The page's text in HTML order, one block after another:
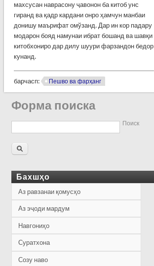
махсусан наврасону ҷавонон ба китоб унс
гиранд ва қадр кардани онро ҳамчун манбаи
донишу маърифат омўзанд. Дар ин кор падару
модарон бояд намунаи ибрат бошанд ва шавқи
китобхониро дар дилу шуури фарзандон бедор
кунанд.
барчасп: Пешво ва фарҳанг
Форма поиска
Поиск
Бахшҳо
Аз равзанаи қомусҳо
Аз эҷоди мардум
Навгониҳо
Суратхона
Созу наво